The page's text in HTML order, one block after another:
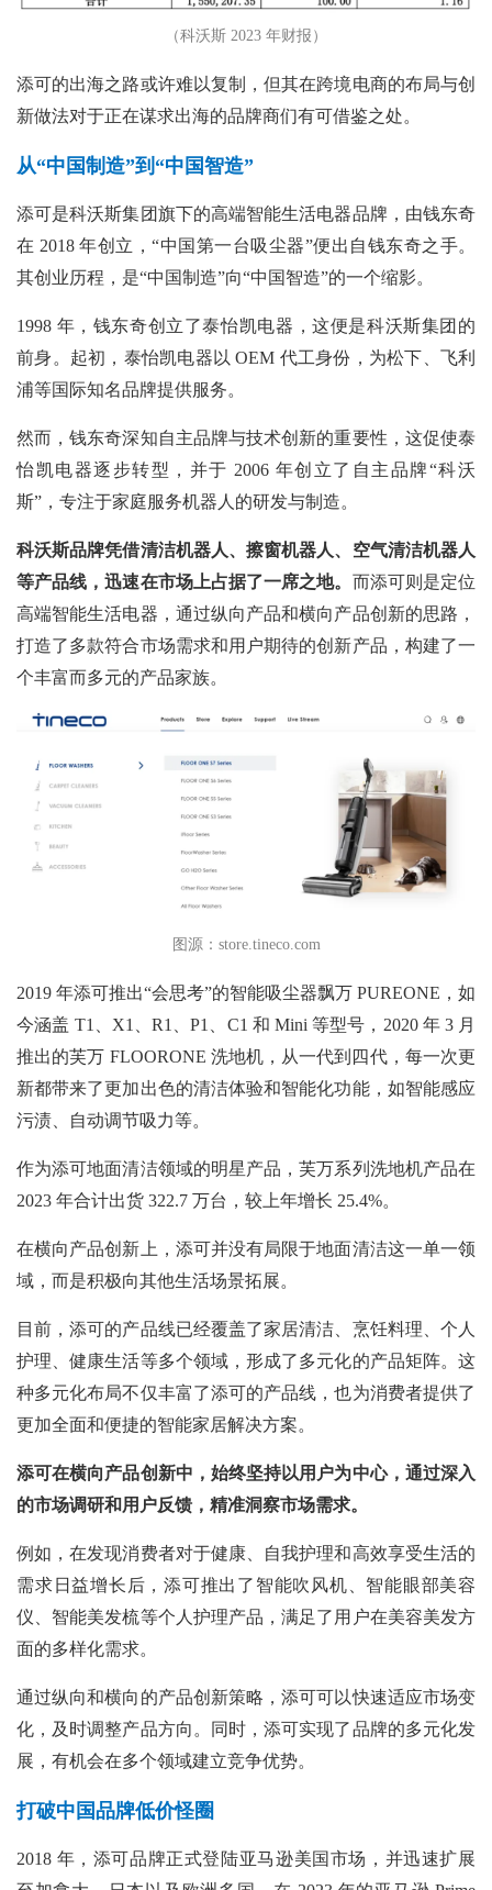
（科沃斯 2023 年财报）
添可的出海之路或许难以复制，但其在跨境电商的布局与创
新做法对于正在谋求出海的品牌商们有可借鉴之处。
从“中国制造”到“中国智造”
添可是科沃斯集团旗下的高端智能生活电器品牌，由钱东奇
在 2018 年创立，“中国第一台吸尘器”便出自钱东奇之手。
其创业历程，是“中国制造”向“中国智造”的一个缩影。
1998 年，钱东奇创立了泰怡凯电器，这便是科沃斯集团的
前身。起初，泰怡凯电器以 OEM 代工身份，为松下、飞利
浦等国际知名品牌提供服务。
然而，钱东奇深知自主品牌与技术创新的重要性，这促使泰
怡凯电器逐步转型，并于 2006 年创立了自主品牌“科沃
斯”，专注于家庭服务机器人的研发与制造。
科沃斯品牌凭借清洁机器人、擦窗机器人、空气清洁机器人
等产品线，迅速在市场上占据了一席之地。 而添可则是定位
高端智能生活电器，通过纵向产品和横向产品创新的思路，
打造了多款符合市场需求和用户期待的创新产品，构建了一
个丰富而多元的产品家族。
图源：store.tineco.com
2019 年添可推出“会思考”的智能吸尘器飘万 PUREONE，如
今涵盖 T1、X1、R1、P1、C1 和 Mini 等型号，2020 年 3 月
推出的芙万 FLOORONE 洗地机，从一代到四代，每一次更
新都带来了更加出色的清洁体验和智能化功能，如智能感应
污渍、自动调节吸力等。
作为添可地面清洁领域的明星产品，芙万系列洗地机产品在
2023 年合计出货 322.7 万台，较上年增长 25.4%。
在横向产品创新上，添可并没有局限于地面清洁这一单一领
域，而是积极向其他生活场景拓展。
目前，添可的产品线已经覆盖了家居清洁、烹饪料理、个人
护理、健康生活等多个领域，形成了多元化的产品矩阵。这
种多元化布局不仅丰富了添可的产品线，也为消费者提供了
更加全面和便捷的智能家居解决方案。
添可在横向产品创新中，始终坚持以用户为中心，通过深入
的市场调研和用户反馈，精准洞察市场需求。
例如，在发现消费者对于健康、自我护理和高效享受生活的
需求日益增长后，添可推出了智能吹风机、智能眼部美容
仪、智能美发梳等个人护理产品，满足了用户在美容美发方
面的多样化需求。
通过纵向和横向的产品创新策略，添可可以快速适应市场变
化，及时调整产品方向。同时，添可实现了品牌的多元化发
展，有机会在多个领域建立竞争优势。
打破中国品牌低价怪圈
2018 年，添可品牌正式登陆亚马逊美国市场，并迅速扩展